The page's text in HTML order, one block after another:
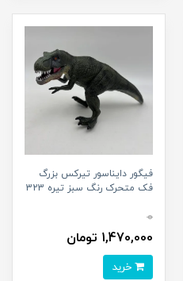
فیگور دایناسور تیرکس بزرگ
فک متحرک رنگ سبز تیره 323
0
1,470,000 تومان